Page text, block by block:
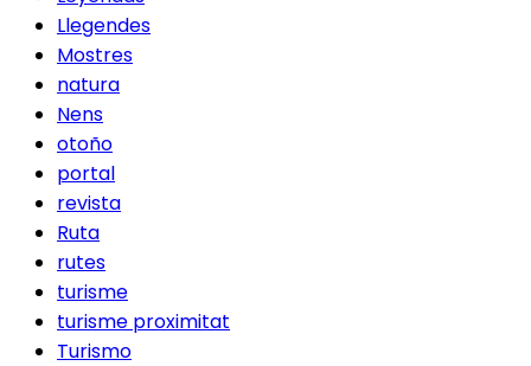
Llegendes
Mostres
natura
Nens
otoño
portal
revista
Ruta
rutes
turisme
turisme proximitat
Turismo